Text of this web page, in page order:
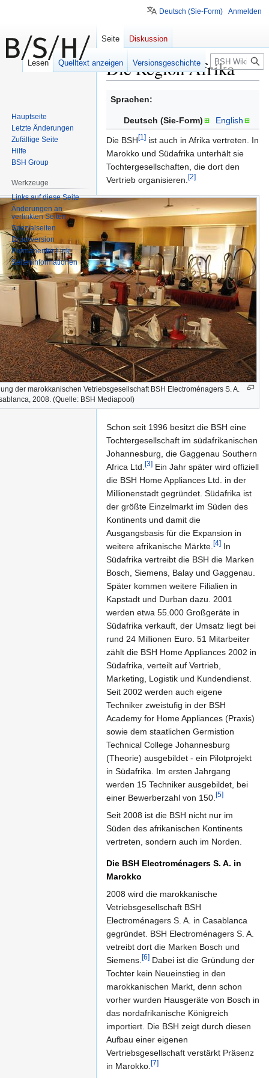
Die Region Afrika
Zur
springen
Zur
springen
Sprachen:
Deutsch (Sie-Form) English
Die BSH[1] ist auch in Afrika vertreten. In
Marokko und Südafrika unterhält sie
Tochtergesellschaften, die dort den
Vertrieb organisieren.[2]
der marokkanischen Vetriebsgesellschaft BSH Electroménagers S. A.
2008. (Quelle: BSH Mediapool)
Die
BSH
Home
Appliances
Ltd.
in
Südafrika
Schon seit 1996 besitzt die BSH eine
Tochtergesellschaft im südafrikanischen
Johannesburg, die Gaggenau Southern
Africa Ltd. [3] Ein Jahr später wird offiziell
die BSH Home Appliances Ltd. in der
Millionenstadt gegründet. Südafrika ist
der größte Einzelmarkt im Süden des
Kontinents und damit die
Ausgangsbasis für die Expansion in
weitere afrikanische Märkte. [4] In
Südafrika vertreibt die BSH die Marken
Bosch, Siemens, Balay und Gaggenau.
Später kommen weitere Filialien in
Kapstadt und Durban dazu. 2001
werden etwa 55.000 Großgeräte in
Südafrika verkauft, der Umsatz liegt bei
rund 24 Millionen Euro. 51 Mitarbeiter
zählt die BSH Home Appliances 2002 in
Südafrika, verteilt auf Vertrieb,
Marketing, Logistik und Kundendienst.
Seit 2002 werden auch eigene
Techniker zweistufig in der BSH
Academy for Home Appliances (Praxis)
sowie dem staatlichen Germistion
Technical College Johannesburg
(Theorie) ausgebildet - ein Pilotprojekt
in Südafrika. Im ersten Jahrgang
werden 15 Techniker ausgebildet, bei
einer Bewerberzahl von 150. [5]
Seit 2008 ist die BSH nicht nur im
Süden des afrikanischen Kontinents
vertreten, sondern auch im Norden.
Die BSH Electroménagers S. A. in
Marokko
2008 wird die marokkanische
Vetriebsgesellschaft BSH
Electroménagers S. A. in Casablanca
gegründet. BSH Electroménagers S. A.
vetreibt dort die Marken Bosch und
Siemens. [6] Dabei ist die Gründung der
Tochter kein Neueinstieg in den
marokkanischen Markt, denn schon
vorher wurden Hausgeräte von Bosch in
das nordafrikanische Königreich
importiert. Die BSH zeigt durch diesen
Aufbau einer eigenen
Vertriebsgesellschaft verstärkt Präsenz
in Marokko. [7]
Deutsch (Sie-Form) Anmelden
Seite Diskussion
Lesen Quelltext anzeigen Versionsgeschichte Suche
Hauptseite
Letzte Änderungen
Zufällige Seite
Hilfe
BSH Group
Werkzeuge
Links auf diese Seite
Änderungen an
verlinkten Seiten
Spezialseiten
Druckversion
Permanenter Link
Seiten­informationen